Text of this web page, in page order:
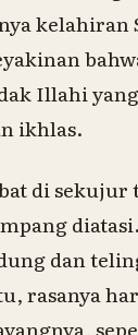
kelahiran
Illahi
ikhlas.
di sekujur
dan
rasanya